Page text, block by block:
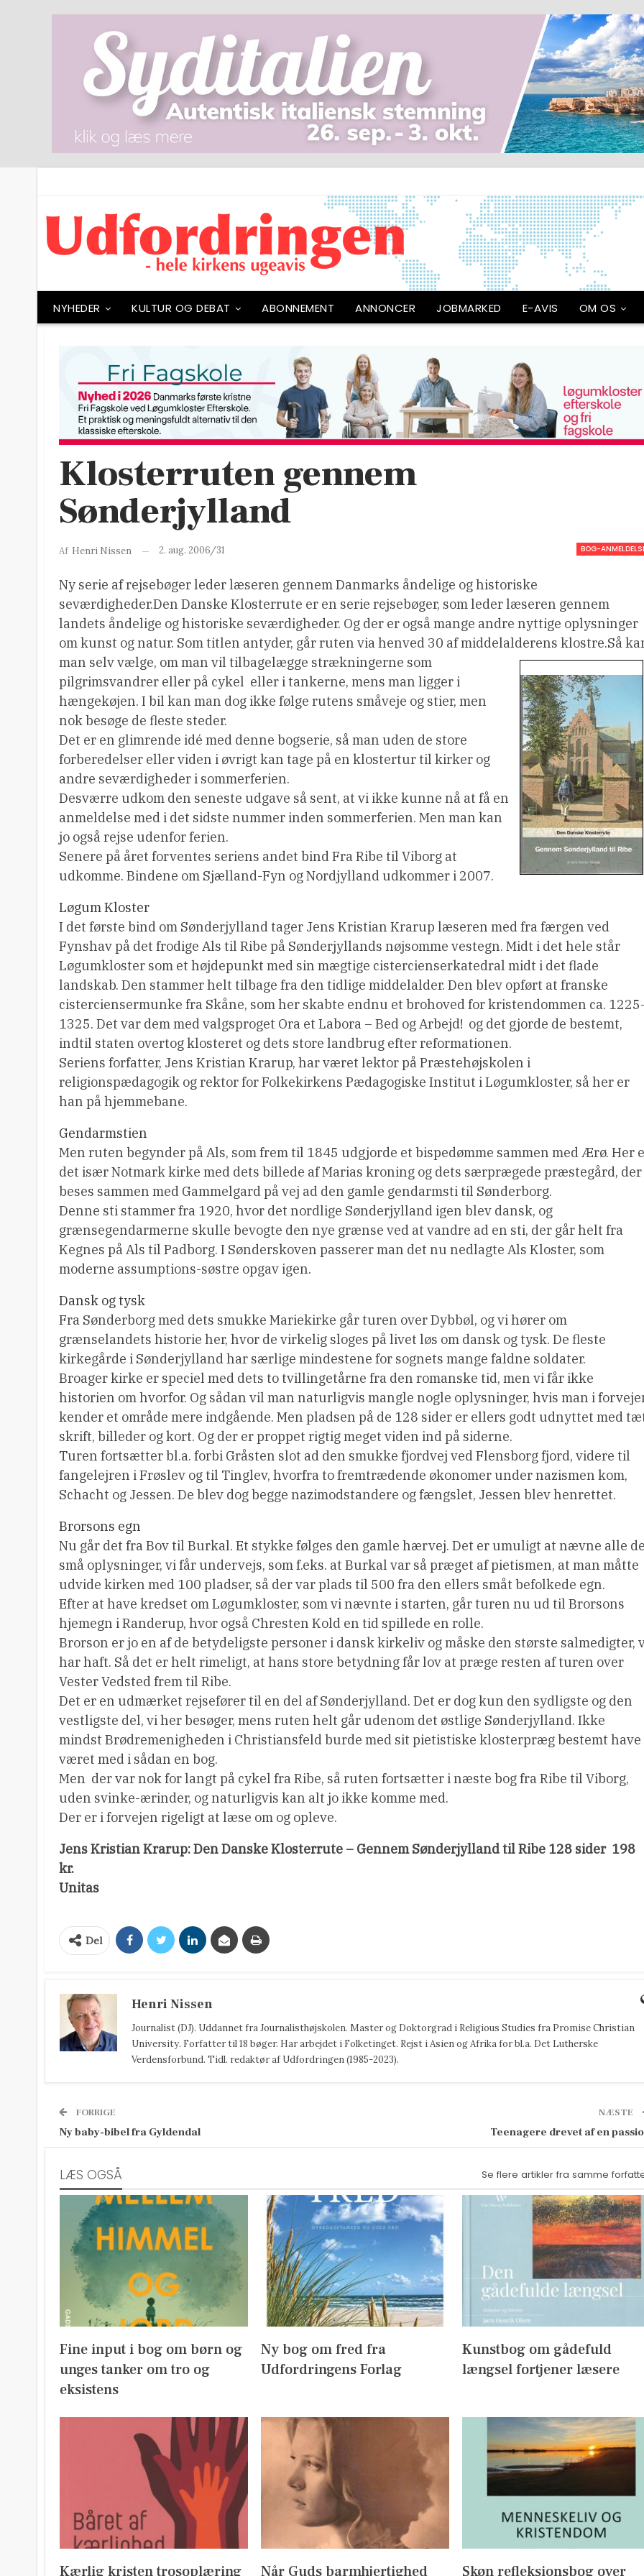
NYHEDER KULTUR OG DEBAT ABONNEMENT ANNONCER JOBMARKED E-AVIS OM OS
Klosterruten gennem
Sønderjylland
BOG-
Af Henri Nissen 2. aug. 2006/31
Ny serie af rejsebøger leder læseren gennem Danmarks åndelige og historiske
seværdigheder.Den Danske Klosterrute er en serie rejsebøger, som leder læseren gennem
landets åndelige og historiske seværdigheder. Og der er også mange andre nyttige oplysninger
om kunst og natur. Som titlen antyder, går ruten via henved 30 af middelalderens klostre.Så
man selv vælge, om man vil tilbagelægge strækningerne som
pilgrimsvandrer eller på cykel  eller i tankerne, mens man ligger i
hængekøjen. I bil kan man dog ikke følge rutens småveje og stier, men
nok besøge de fleste steder.
Det er en glimrende idé med denne bogserie, så man uden de store
forberedelser eller viden i øvrigt kan tage på en klostertur til kirker og
andre seværdigheder i sommerferien.
Desværre udkom den seneste udgave så sent, at vi ikke kunne nå at få en
anmeldelse med i det sidste nummer inden sommerferien. Men man kan
jo også rejse udenfor ferien.
Senere på året forventes seriens andet bind Fra Ribe til Viborg at
udkomme. Bindene om Sjælland-Fyn og Nordjylland udkommer i 2007.
Løgum Kloster
I det første bind om Sønderjylland tager Jens Kristian Krarup læseren med fra færgen ved
Fynshav på det frodige Als til Ribe på Sønderjyllands nøjsomme vestegn. Midt i det hele står
Løgumkloster som et højdepunkt med sin mægtige cistercienserkatedral midt i det flade
landskab. Den stammer helt tilbage fra den tidlige middelalder. Den blev opført at franske
cisterciensermunke fra Skåne, som her skabte endnu et brohoved for kristendommen ca.
1325. Det var dem med valgsproget Ora et Labora – Bed og Arbejd!  og det gjorde de bestemt,
indtil staten overtog klosteret og dets store landbrug efter reformationen.
Seriens forfatter, Jens Kristian Krarup, har været lektor på Præstehøjskolen i
religionspædagogik og rektor for Folkekirkens Pædagogiske Institut i Løgumkloster, så her er
han på hjemmebane.
Gendarmstien
Men ruten begynder på Als, som frem til 1845 udgjorde et bispedømme sammen med Ærø. Her
det især Notmark kirke med dets billede af Marias kroning og dets særprægede præstegård, der
beses sammen med Gammelgard på vej ad den gamle gendarmsti til Sønderborg.
Denne sti stammer fra 1920, hvor det nordlige Sønderjylland igen blev dansk, og
grænsegendarmerne skulle bevogte den nye grænse ved at vandre ad en sti, der går helt fra
Kegnes på Als til Padborg. I Sønderskoven passerer man det nu nedlagte Als Kloster, som
moderne assumptions-søstre opgav igen.
Dansk og tysk
Fra Sønderborg med dets smukke Mariekirke går turen over Dybbøl, og vi hører om
grænselandets historie her, hvor de virkelig sloges på livet løs om dansk og tysk. De fleste
kirkegårde i Sønderjylland har særlige mindestene for sognets mange faldne soldater.
Broager kirke er speciel med dets to tvillingetårne fra den romanske tid, men vi får ikke
historien om hvorfor. Og sådan vil man naturligvis mangle nogle oplysninger, hvis man i
kender et område mere indgående. Men pladsen på de 128 sider er ellers godt udnyttet med
skrift, billeder og kort. Og der er proppet rigtig meget viden ind på siderne.
Turen fortsætter bl.a. forbi Gråsten slot ad den smukke fjordvej ved Flensborg fjord, videre til
fangelejren i Frøslev og til Tinglev, hvorfra to fremtrædende økonomer under nazismen kom,
Schacht og Jessen. De blev dog begge nazimodstandere og fængslet, Jessen blev henrettet.
Brorsons egn
Nu går det fra Bov til Burkal. Et stykke følges den gamle hærvej. Det er umuligt at nævne alle
små oplysninger, vi får undervejs, som f.eks. at Burkal var så præget af pietismen, at man måtte
udvide kirken med 100 pladser, så der var plads til 500 fra den ellers småt befolkede egn.
Efter at have kredset om Løgumkloster, som vi nævnte i starten, går turen nu ud til Brorsons
hjemegn i Randerup, hvor også Chresten Kold en tid spillede en rolle.
Brorson er jo en af de betydeligste personer i dansk kirkeliv og måske den største salmedigter,
har haft. Så det er helt rimeligt, at hans store betydning får lov at præge resten af turen over
Vester Vedsted frem til Ribe.
Det er en udmærket rejsefører til en del af Sønderjylland. Det er dog kun den sydligste og den
vestligste del, vi her besøger, mens ruten helt går udenom det østlige Sønderjylland. Ikke
mindst Brødremenigheden i Christiansfeld burde med sit pietistiske klosterpræg bestemt have
været med i sådan en bog.
Men  der var nok for langt på cykel fra Ribe, så ruten fortsætter i næste bog fra Ribe til Viborg,
uden svinke-ærinder, og naturligvis kan alt jo ikke komme med.
Der er i forvejen rigeligt at læse om og opleve.
Jens Kristian Krarup: Den Danske Klosterrute – Gennem Sønderjylland til Ribe 128 sider  198
kr.
Unitas
Del
Henri Nissen
Journalist (DJ). Uddannet fra Journalisthøjskolen. Master og Doktorgrad i Religious Studies fra Promise Christian
University. Forfatter til 18 bøger. Har arbejdet i Folketinget. Rejst i Asien og Afrika for bl.a. Det Lutherske
Verdensforbund. Tidl. redaktør af Udfordringen (1985-2023).
FORRIGE
Ny baby-bibel fra Gyldendal
NÆSTE
Teenagere drevet af en
LÆS OGSÅ Se flere artikler fra samme
Fine input i bog om børn og
unges tanker om tro og
eksistens
Ny bog om fred fra
Udfordringens Forlag
Kunstbog om gådefuld
længsel fortjener læsere
Kærlig kristen trosoplæring Når Guds barmhjertighed Skøn refleksionsbog over